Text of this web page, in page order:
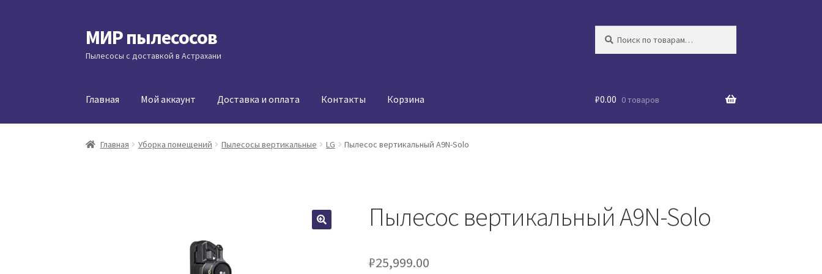
Перейти
к
навигации
Перейти
к
содержимому
МИР пылесосов
Пылесосы с доставкой в Астрахани
Главная Мой аккаунт Доставка и оплата Контакты Корзина ₽0.00 0 товаров
Главная Уборка помещений Пылесосы вертикальные LG Пылесос вертикальный A9N-Solo
Пылесос вертикальный A9N-Solo
₽25,999.00